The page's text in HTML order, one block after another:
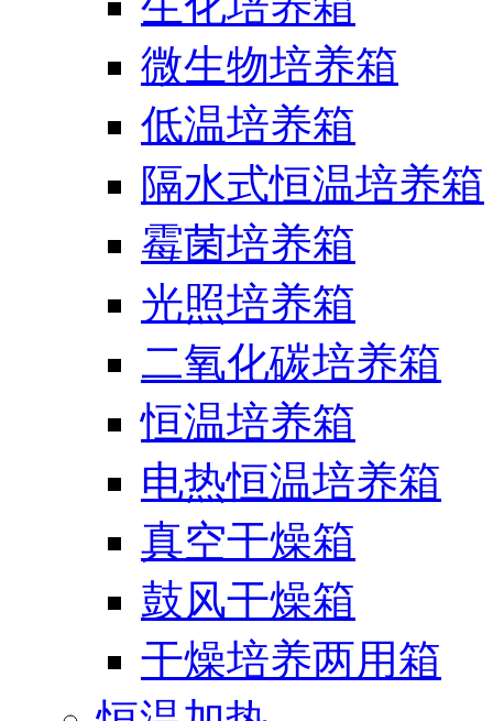
微生物培养箱
低温培养箱
隔水式恒温培养箱
霉菌培养箱
光照培养箱
二氧化碳培养箱
恒温培养箱
电热恒温培养箱
真空干燥箱
鼓风干燥箱
干燥培养两用箱